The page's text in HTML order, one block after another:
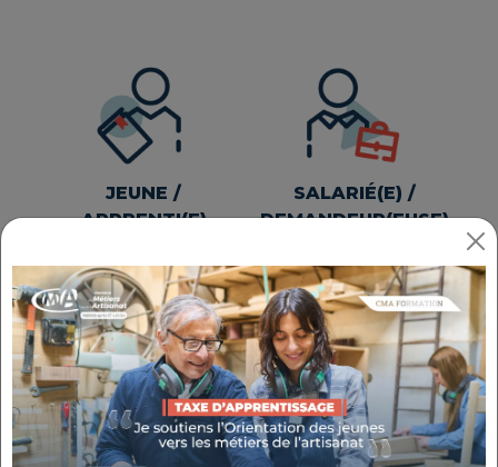
JEUNE /
APPRENTI(E)
SALARIÉ(E) /
DEMANDEUR(EUSE)